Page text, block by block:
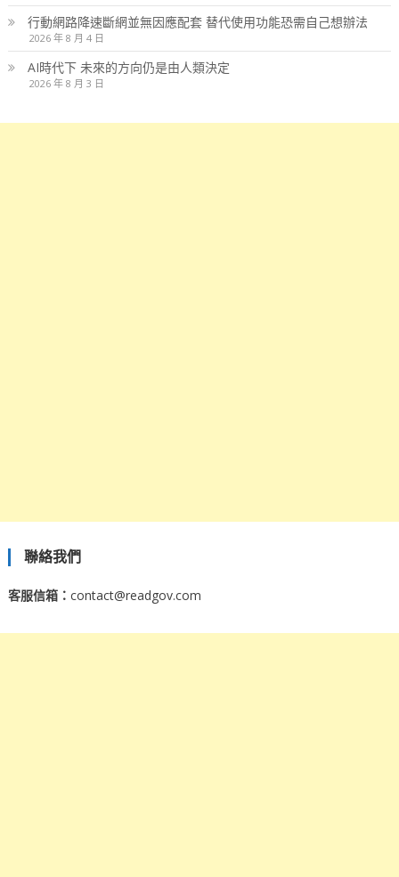
行動網路降速斷網並無因應配套 替代使用功能恐需自己想辦法
2026 年 8 月 4 日
AI時代下 未來的方向仍是由人類決定
2026 年 8 月 3 日
聯絡我們
客服信箱： contact@readgov.com